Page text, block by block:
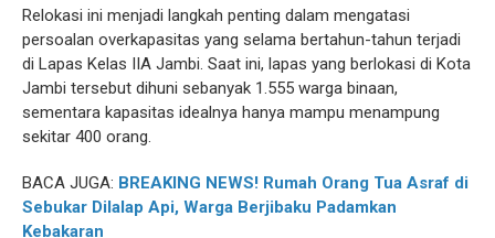
Relokasi ini menjadi langkah penting dalam mengatasi
persoalan overkapasitas yang selama bertahun-tahun terjadi
di Lapas Kelas IIA Jambi. Saat ini, lapas yang berlokasi di Kota
Jambi tersebut dihuni sebanyak 1.555 warga binaan,
sementara kapasitas idealnya hanya mampu menampung
sekitar 400 orang.
BACA JUGA: BREAKING NEWS! Rumah Orang Tua Asraf di
Sebukar Dilalap Api, Warga Berjibaku Padamkan
Kebakaran